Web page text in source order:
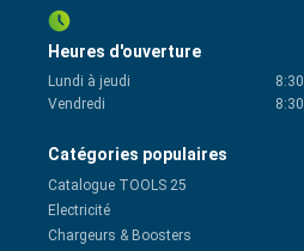
Heures d'ouverture
Lundi à jeudi 8:30
Vendredi
8:30
Catégories populaires
Catalogue TOOLS 25
Electricité
Chargeurs & Boosters